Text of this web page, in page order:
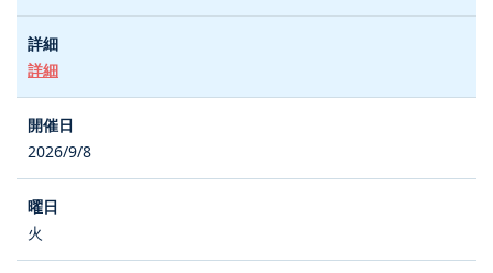
詳細
2026/9/8
火